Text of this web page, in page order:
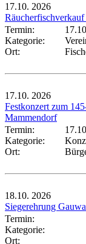
17.10. 2026
Termin:
Kategorie:
Ort:
17.10. 2026
Festkonzert zum
Mammendorf
Termin:
Kategorie:
Ort:
18.10. 2026
Siegerehrung
Termin:
Kategorie:
Ort: